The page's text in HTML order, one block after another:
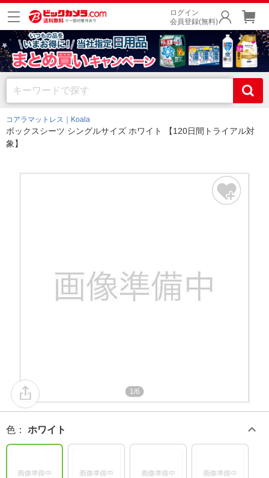
ログイン
会員登録(無料)
コアラマットレス｜Koala
ボックスシーツ シングルサイズ ホワイト 【120日間トライアル対
象】
1/6
色 ： ホワイト